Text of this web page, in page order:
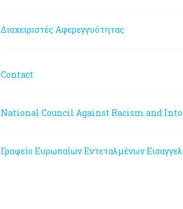
Διαχειριστές Αφερεγγυότητας
Contact
National Council Against Racism and
Γραφείο Ευρωπαίων Εντεταλμένων